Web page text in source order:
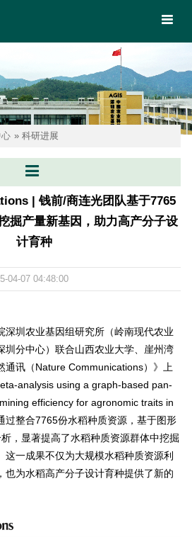
» 科研进展
| 钱前/商连光团队基于7765
掘产量新基因，助力高产分子设
计育种
04-07 04:48:00
深圳农业基因组研究所（岭南现代农业
圳分中心）联合山西农业大学、崖州湾
通讯（Nature Communications）》上
analysis using a graph-based pan-
efficiency for agronomic traits in
过整合7765份水稻种质资源，基于图形
，显著提高了水稻种质资源群体中挖掘
这一成果不仅为大规模水稻种质资源利
也为水稻高产分子设计育种提供了新的